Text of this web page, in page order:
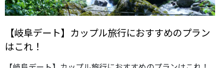
【岐阜デート】カップル旅行におすすめのプラン
はこれ！